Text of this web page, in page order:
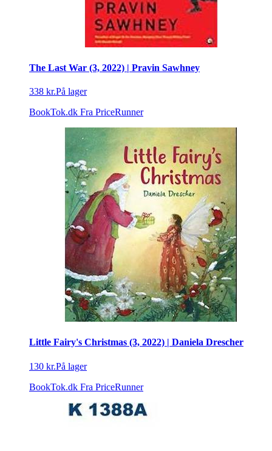
The Last War (3, 2022) | Pravin Sawhney
338 kr.På lager
BookTok.dk Fra PriceRunner
Little Fairy's Christmas (3, 2022) | Daniela Drescher
130 kr.På lager
BookTok.dk Fra PriceRunner